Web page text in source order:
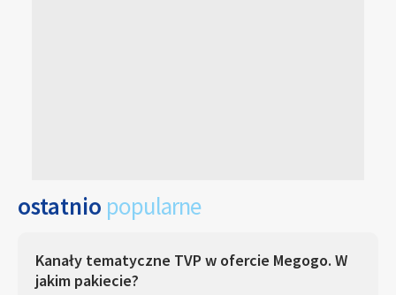
ostatnio popularne
Kanały tematyczne TVP w ofercie Megogo. W
jakim pakiecie?